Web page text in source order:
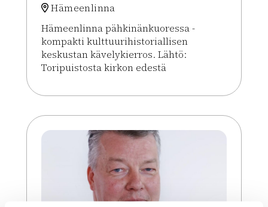
Hämeenlinna
Hämeenlinna pähkinänkuoressa -
kompakti kulttuurihistoriallisen
keskustan kävelykierros. Lähtö:
Toripuistosta kirkon edestä
Lue lisää tapahtumasta Hämeenlinna